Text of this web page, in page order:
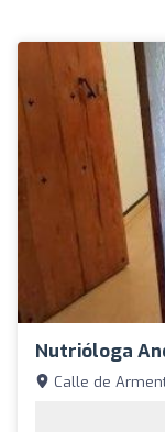
Nutrióloga
Calle de